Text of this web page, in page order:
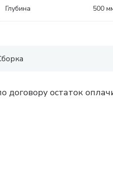
Глубина
500
договору остаток